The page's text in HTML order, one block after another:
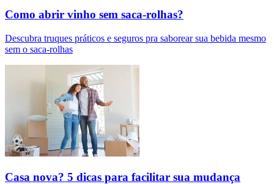
Como abrir vinho sem saca-rolhas?
Descubra truques práticos e seguros pra saborear sua bebida mesmo
sem o saca-rolhas
Casa nova? 5 dicas para facilitar sua mudança